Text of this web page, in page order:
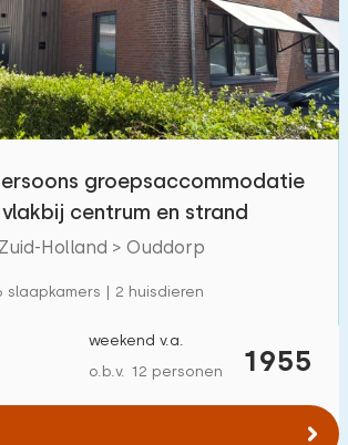
groepsaccommodatie
centrum en strand
Holland > Ouddorp
slaapkamers | 2 huisdieren
1955
weekend v.a.
o.b.v. 12 personen